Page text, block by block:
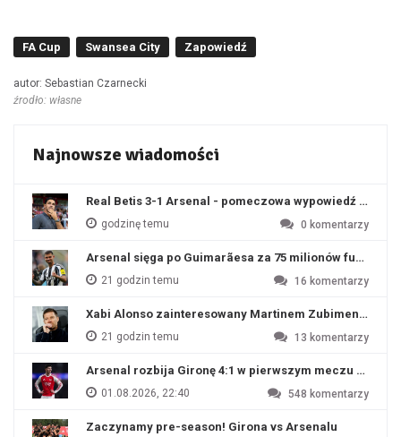
FA Cup Swansea City Zapowiedź
autor: Sebastian Czarnecki
źrodło: własne
Najnowsze wiadomości
Real Betis 3-1 Arsenal - pomeczowa wypowiedź Artety
godzinę temu 0 komentarzy
Arsenal sięga po Guimarãesa za 75 milionów funtów
21 godzin temu 16 komentarzy
Xabi Alonso zainteresowany Martinem Zubimendim
21 godzin temu 13 komentarzy
Arsenal rozbija Gironę 4:1 w pierwszym meczu
01.08.2026, 22:40 548 komentarzy
Zaczynamy pre-season! Girona vs Arsenalu